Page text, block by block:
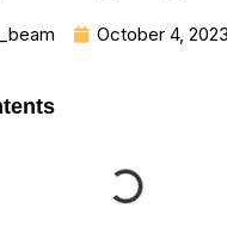
October 4, 2023